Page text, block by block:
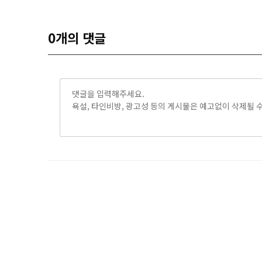
0개의 댓글